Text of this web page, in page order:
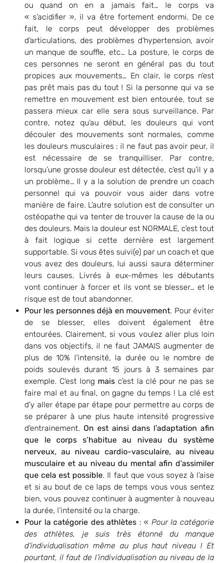
ou quand on en a jamais fait… le corps va
« s’acidifier », il va être fortement endormi. De ce
fait, le corps peut développer des problèmes
d’articulations, des problèmes d’hypertension, avoir
un manque de souffle, etc… La posture, le corps de
ces personnes ne seront en général pas du tout
propices aux mouvements… En clair, le corps n’est
pas prêt mais pas du tout ! Si la personne qui va se
remettre en mouvement est bien entourée, tout se
passera mieux car elle sera sous surveillance. Par
contre, notez qu’au début, les douleurs qui vont
découler des mouvements sont normales, comme
les douleurs musculaires : il ne faut pas avoir peur, il
est nécessaire de se tranquilliser. Par contre,
lorsqu’une grosse douleur est détectée, c’est qu’il y a
un problème… Il y a la solution de prendre un coach
personnel qui va pouvoir vous aider dans votre
manière de faire. L’autre solution est de consulter un
ostéopathe qui va tenter de trouver la cause de la ou
des douleurs. Mais la douleur est NORMALE, c’est tout
à fait logique si cette dernière est largement
supportable. Si vous êtes suivi(e) par un coach et que
vous avez des douleurs, lui aussi saura déterminer
leurs causes. Livrés à eux-mêmes les débutants
vont continuer à forcer et ils vont se blesser… et le
risque est de tout abandonner.
Pour les personnes déjà en mouvement. Pour éviter
de se blesser, elles doivent également être
entourées. Clairement, si vous voulez aller plus loin
dans vos objectifs, il ne faut JAMAIS augmenter de
plus de 10% l’intensité, la durée ou le nombre de
poids soulevés durant 15 jours à 3 semaines par
exemple. C’est long mais c’est la clé pour ne pas se
faire mal et au final, on gagne du temps ! La clé est
d’y aller étape par étape pour permettre au corps de
se préparer à une plus haute intensité progressive
d’entrainement. On est ainsi dans l’adaptation afin
que le corps s’habitue au niveau du système
nerveux, au niveau cardio-vasculaire, au niveau
musculaire et au niveau du mental afin d’assimiler
que cela est possible. Il faut que vous soyez à l’aise
et si au bout de ce laps de temps vous vous sentez
bien, vous pouvez continuer à augmenter à nouveau
la durée, l’intensité ou la charge.
Pour la catégorie des athlètes : « Pour la catégorie
des athlètes, je suis très étonné du manque
d’individualisation même au plus haut niveau ! Et
pourtant, il faut de l’individualisation au niveau de la